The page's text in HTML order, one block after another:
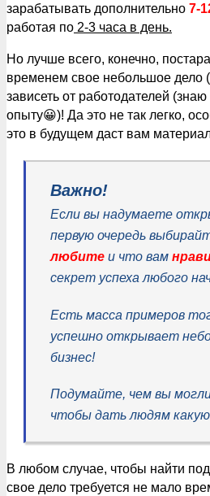
зарабатывать дополнительно 7-
работая по 2-3 часа в день.
Но лучше всего, конечно,
временем свое небольшое дело
зависеть от работодателей
опыту😀)! Да это не так легко,
это в будущем даст вам
Важно!
Если вы надумаете
первую очередь
любите и что вам
секрет успеха любого
Есть масса примеров
успешно открывает
бизнес!
Подумайте, чем вы
чтобы дать людям
В любом случае, чтобы найти
свое дело требуется не мало